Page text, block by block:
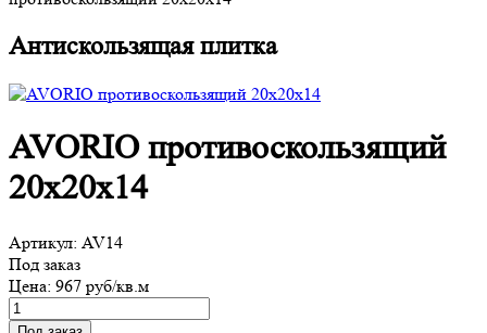
Антискользящая плитка
AVORIO противоскользящий
20х20х14
Артикул: AV14
Под заказ
Цена: 967 руб/кв.м